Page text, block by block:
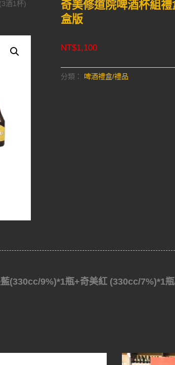
酒1杯)
奇美修道院啤酒杯組
盒版
NT$1,100
分類： 啤酒禮盒/禮品
(330cc/9%)*1瓶+奇美紅 (330cc/7%)*1